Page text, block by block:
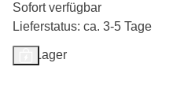
Sofort verfügbar
Lieferstatus: ca. 3-5 Tage
Auf Lager